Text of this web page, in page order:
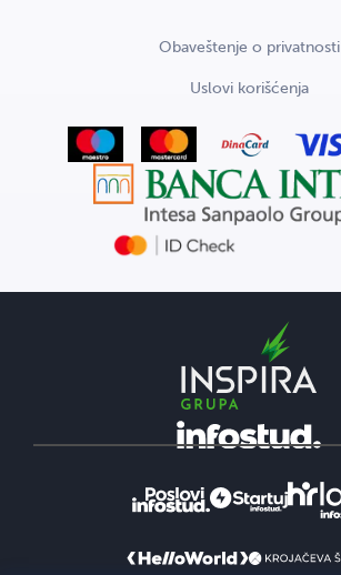
Obaveštenje o privatnosti
Uslovi korišćenja